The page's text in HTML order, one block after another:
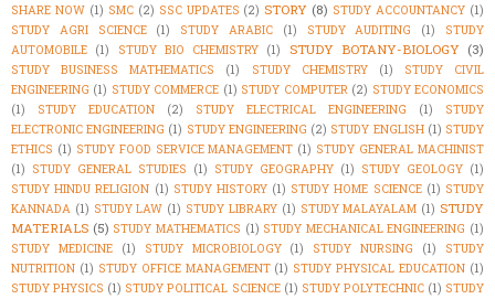
SHARE NOW (1) SMC (2) SSC UPDATES (2) STORY (8) STUDY ACCOUNTANCY (1)
STUDY AGRI SCIENCE
(1) STUDY ARABIC (1) STUDY AUDITING (1)
STUDY
AUTOMOBILE (1) STUDY BIO CHEMISTRY (1) STUDY BOTANY-BIOLOGY (3)
STUDY BUSINESS MATHEMATICS (1) STUDY CHEMISTRY (1)
STUDY CIVIL
ENGINEERING (1) STUDY COMMERCE (1) STUDY COMPUTER (2) STUDY ECONOMICS
(1)
STUDY EDUCATION (2) STUDY ELECTRICAL ENGINEERING (1)
STUDY
ELECTRONIC ENGINEERING (1) STUDY ENGINEERING (2) STUDY ENGLISH (1) STUDY
ETHICS (1) STUDY FOOD SERVICE MANAGEMENT (1) STUDY GENERAL MACHINIST
(1) STUDY GENERAL STUDIES (1) STUDY GEOGRAPHY (1) STUDY GEOLOGY (1)
STUDY HINDU RELIGION (1) STUDY HISTORY (1) STUDY HOME SCIENCE (1) STUDY
KANNADA (1) STUDY LAW (1) STUDY LIBRARY (1) STUDY MALAYALAM (1) STUDY
MATERIALS (5) STUDY MATHEMATICS (1) STUDY MECHANICAL ENGINEERING (1)
STUDY MEDICINE
(1) STUDY MICROBIOLOGY (1) STUDY NURSING (1)
STUDY
NUTRITION (1) STUDY OFFICE MANAGEMENT (1) STUDY PHYSICAL EDUCATION (1)
STUDY PHYSICS (1) STUDY POLITICAL SCIENCE (1) STUDY POLYTECHNIC (1) STUDY